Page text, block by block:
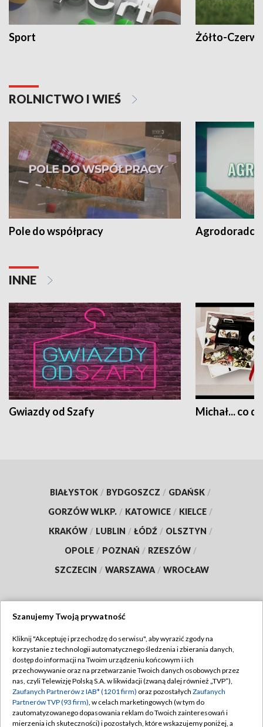
Sport Żółto-
ROLNICTWO I WIEŚ
Pole do współpracy Agrodoradcy
INNE
Gwiazdy od Szafy Michał... co
BIAŁYSTOK / BYDGOSZCZ / GDAŃSK /
GORZÓW WLKP. / KATOWICE / KIELCE /
KRAKÓW / LUBLIN / ŁÓDŹ / OLSZTYN /
OPOLE / POZNAŃ / RZESZÓW /
SZCZECIN / WARSZAWA / WROCŁAW
TVP
Abonament TVP
Emisja w TVP
Centrum informacji TVP
Regulamin TVP
Polityka prywatności
Moje zgody
Szanujemy Twoją prywatność
Kliknij "Akceptuję i przechodzę do serwisu", aby wyrazić zgody na
korzystanie z technologii automatycznego śledzenia i zbierania danych,
dostęp do informacji na Twoim urządzeniu końcowym i ich
przechowywanie oraz na przetwarzanie Twoich danych osobowych przez
nas, czyli Telewizję Polską S.A. w likwidacji (zwaną dalej również „TVP”),
Zaufanych Partnerów z IAB* (1201 firm) oraz pozostałych Zaufanych
Partnerów TVP (93 firm), w celach marketingowych (w tym do
zautomatyzowanego dopasowania reklam do Twoich zainteresowań i
mierzenia ich skuteczności) i pozostałych, które wskazujemy poniżej, a